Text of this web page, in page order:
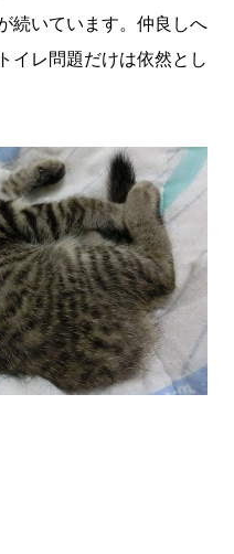
続いています。仲良しへ
イレ問題だけは依然とし